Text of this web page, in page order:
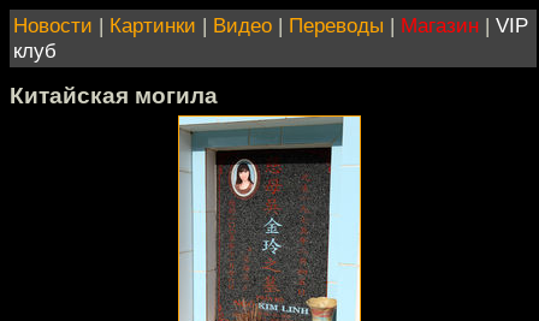
Новости | Картинки | Видео | Переводы | Магазин | VIP
клуб
Китайская могила